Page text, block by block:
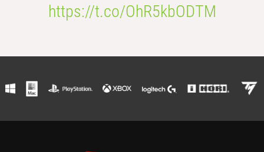
https://t.co/OhR5kbODTM